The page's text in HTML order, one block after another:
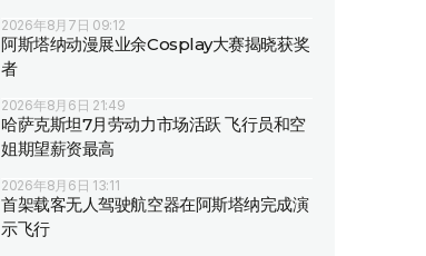
2026年8月7日 09:12
阿斯塔纳动漫展业余Cosplay大赛揭晓获奖
者
2026年8月6日 21:49
哈萨克斯坦7月劳动力市场活跃 飞行员和空
姐期望薪资最高
2026年8月6日 13:11
首架载客无人驾驶航空器在阿斯塔纳完成演
示飞行